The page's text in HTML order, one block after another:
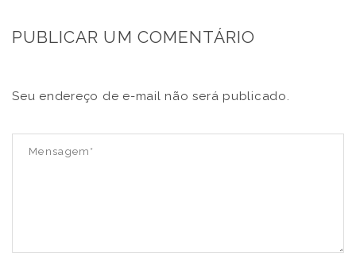
PUBLICAR UM COMENTÁRIO
Seu endereço de e-mail não será publicado.